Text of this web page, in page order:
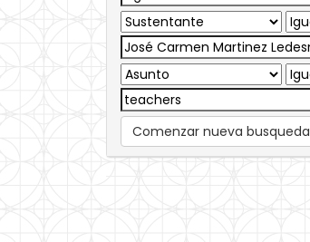
Comenzar nueva busqueda